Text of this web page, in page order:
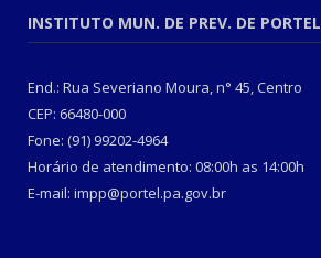
INSTITUTO MUN. DE PREV. DE PORTEL
End.: Rua Severiano Moura, n° 45, Centro
CEP: 66480-000
Fone: (91) 99202-4964
Horário de atendimento: 08:00h as 14:00h
E-mail: impp@portel.pa.gov.br